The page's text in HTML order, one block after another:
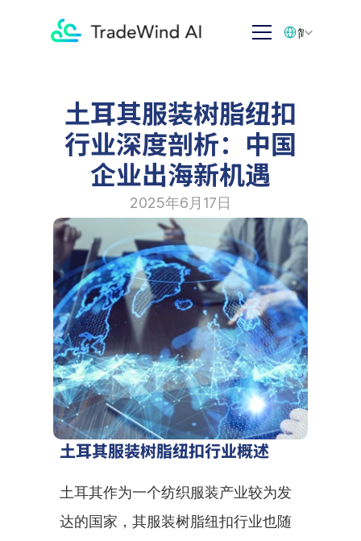
土耳其服装树脂纽扣
行业深度剖析：中国
企业出海新机遇
2025年6月17日
土耳其服装树脂纽扣行业概述
土耳其作为一个纺织服装产业较为发
达的国家，其服装树脂纽扣行业也随
简体中文